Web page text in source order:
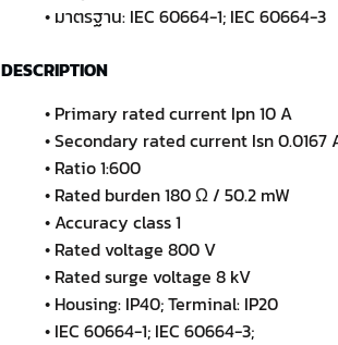
• มาตรฐาน: IEC 60664-1; IEC 60664-3
DESCRIPTION
• Primary rated current Ipn 10 A
• Secondary rated current Isn 0.0167
• Ratio 1:600
• Rated burden 180 Ω / 50.2 mW
• Accuracy class 1
• Rated voltage 800 V
• Rated surge voltage 8 kV
• Housing: IP40; Terminal: IP20
• IEC 60664-1; IEC 60664-3;